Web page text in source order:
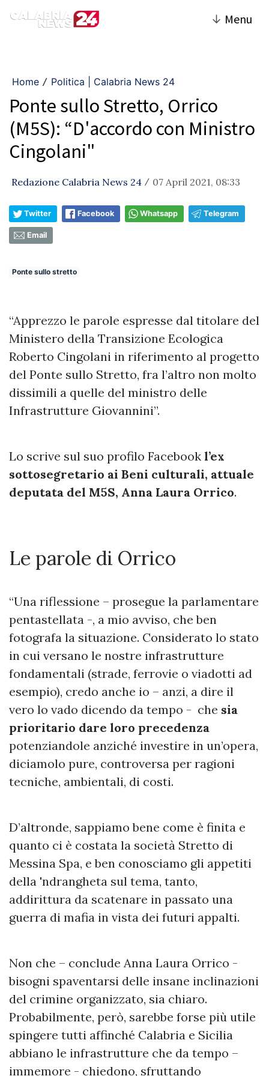
↓ Menu
Home / Politica | Calabria News 24
Ponte sullo Stretto, Orrico
(M5S): “D'accordo con Ministro
Cingolani"
Redazione Calabria News 24 / 07 April 2021, 08:33
Twitter Facebook Whatsapp Telegram
Email
Ponte sullo stretto
“Apprezzo le parole espresse dal titolare del
Ministero della Transizione Ecologica
Roberto Cingolani in riferimento al progetto
del Ponte sullo Stretto, fra l’altro non molto
dissimili a quelle del ministro delle
Infrastrutture Giovannini”.
Lo scrive sul suo profilo Facebook l’ex
sottosegretario ai Beni culturali, attuale
deputata del M5S, Anna Laura Orrico.
Le parole di Orrico
“Una riflessione – prosegue la parlamentare
pentastellata -, a mio avviso, che ben
fotografa la situazione. Considerato lo stato
in cui versano le nostre infrastrutture
fondamentali (strade, ferrovie o viadotti ad
esempio), credo anche io – anzi, a dire il
vero lo vado dicendo da tempo - che sia
prioritario dare loro precedenza
potenziandole anziché investire in un’opera,
diciamolo pure, controversa per ragioni
tecniche, ambientali, di costi.
D’altronde, sappiamo bene come è finita e
quanto ci è costata la società Stretto di
Messina Spa, e ben conosciamo gli appetiti
della 'ndrangheta sul tema, tanto,
addirittura da scatenare in passato una
guerra di mafia in vista dei futuri appalti.
Non che – conclude Anna Laura Orrico -
bisogni spaventarsi delle insane inclinazioni
del crimine organizzato, sia chiaro.
Probabilmente, però, sarebbe forse più utile
spingere tutti affinché Calabria e Sicilia
abbiano le infrastrutture che da tempo –
immemore - chiedono, sfruttando